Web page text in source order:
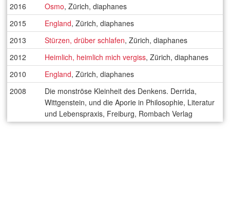
2016
Osmo, Zürich, diaphanes
2015
England, Zürich, diaphanes
2013
Stürzen, drüber schlafen, Zürich, diaphanes
2012
Heimlich, heimlich mich vergiss, Zürich, diaphanes
2010
England, Zürich, diaphanes
2008
Die monströse Kleinheit des Denkens. Derrida,
Wittgenstein, und die Aporie in Philosophie, Literatur
und Lebenspraxis, Freiburg, Rombach Verlag